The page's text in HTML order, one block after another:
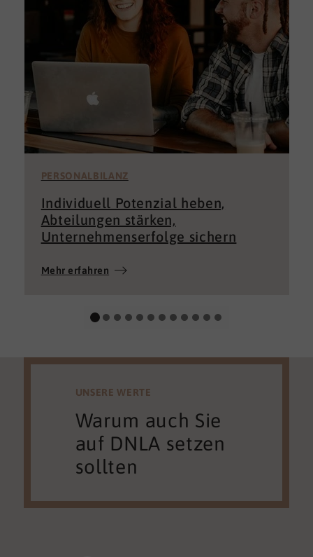
PERSONALBILANZ
Individuell Potenzial heben,
Abteilungen stärken,
Unternehmenserfolge sichern
Mehr erfahren
UNSERE WERTE
Warum auch Sie
auf DNLA setzen
sollten